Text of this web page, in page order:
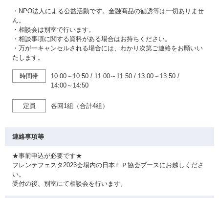
・NPO法人による公益活動です。金融商品の勧誘等は一切ありませ
ん。
・相談会は別室で行います。
・相談事項に関する資料がある場合はお持ちください。
・万が一キャンセルされる場合には、わかり次第ご連絡をお願いい
たします。
時間帯 10:00～10:50 / 11:00～11:50 / 13:00～13:50 /
14:00～14:50
定員 各回1組（合計4組）
連絡事項等
★事前申込が必要です★
フレンテフェスタ2023会場内の日本ＦＰ協会ブースにお越しくださ
い。
受付の後、別室にて相談会を行います。